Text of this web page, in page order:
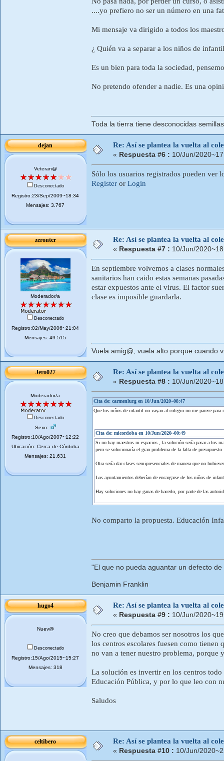
....yo prefiero no ser un número en una
Mi mensaje va dirigido a todos los
¿ Quién va a separar a los niños de
Es un bien para toda la sociedad,
No pretendo ofender a nadie. Es una
Toda la tierra tiene desconocidas
dejan
Veteran@
Desconectado
Registro:23/Sep/2009~18:34
Mensajes: 3.767
Re: Así se plantea la vuelta al
« Respuesta #6 : 10/Jun/
Sólo los usuarios registrados pueden ver
Register or Login
zeronter
Moderador/a
Desconectado
Registro:02/May/2006~21:04
Mensajes: 49.515
Re: Así se plantea la vuelta al
« Respuesta #7 : 10/Jun/
En septiembre volvemos a clases
sanitarios han caido estas semanas
estar expuestos ante el virus. El factor
clase es imposible guardarla.
Vuela amig@, vuela alto porque cuando
Jero027
Moderador/a
Desconectado
Sexo:
Registro:10/Ago/2007~12:22
Ubicación: Cerca de Córdoba
Mensajes: 21.631
Re: Así se plantea la vuelta al
« Respuesta #8 : 10/Jun/
Cita de: carmenlurg en 10/Jun/2020~08:47
Que los niños de infantil no vayan al colegio no me parece para
Cita de: micordoba en 10/Jun/2020~00:49
Si no hay maestros ni espacios , la solución sería pasar a los
pero se solucionaría el gran problema de la falta de
Otra sería dar clases semipresenciales de manera que no
Los ayuntamientos deberían de encargarse de los niños de
Hay soluciones no hay ganas de hacerlo, por parte de las
No comparto la propuesta. Educación
"El que no pueda aguantar un defecto
Benjamin Franklin
hugo4
Nuev@
Desconectado
Registro:15/Ago/2015~15:27
Mensajes: 318
Re: Así se plantea la vuelta al
« Respuesta #9 : 10/Jun/
No creo que debamos ser nosotros los
los centros escolares fuesen como tienen
no van a tener nuestro problema, porque
La solución es invertir en los centros
Educación Pública, y por lo que leo con
Saludos
celtibero Re: Así se plantea la vuelta al
« Respuesta #10 : 10/Jun/